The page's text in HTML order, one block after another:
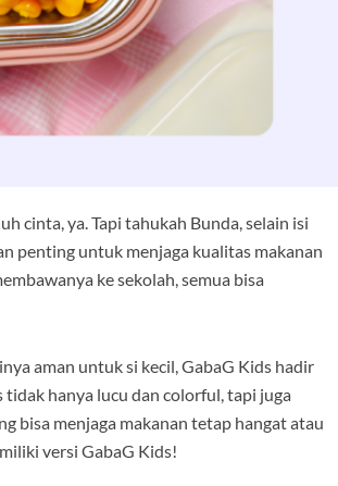
cinta, ya. Tapi tahukah Bunda, selain isi
penting untuk menjaga kualitas makanan
ke sekolah, semua bisa
aman untuk si kecil, GabaG Kids hadir
hanya lucu dan colorful, tapi juga
bisa menjaga makanan tetap hangat atau
versi GabaG Kids!